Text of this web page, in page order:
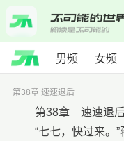
男频 女频
第38章 速速退后
第38章 速速退
“七七，快过来。